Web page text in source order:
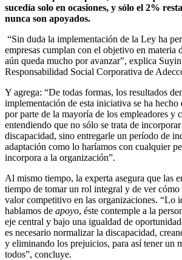
sucedía solo en ocasiones, y sólo el 2%
nunca son apoyados.
“Sin duda la implementación de la Ley ha
empresas cumplan con el objetivo en materia
aún queda mucho por avanzar”, explica
Responsabilidad Social Corporativa de
Y agrega: “De todas formas, los resultados
implementación de esta iniciativa se ha hecho
por parte de la mayoría de los empleadores y
entendiendo que no sólo se trata de
discapacidad, sino entregarle un período de
adaptación como lo haríamos con cualquier
incorpora a la organización”.
Al mismo tiempo, la experta asegura que las
tiempo de tomar un rol integral y de ver cómo
valor competitivo en las organizaciones. “Lo
hablamos de apoyo, éste contemple a la
eje central y bajo una igualdad de
es necesario normalizar la discapacidad,
y eliminando los prejuicios, para así tener un
todos”, concluye.